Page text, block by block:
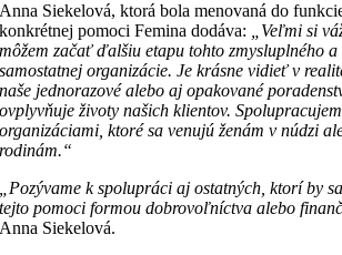
Anna Siekelová, ktorá bola menovaná do
konkrétnej pomoci Femina dodáva:
„Veľmi si
môžem začať ďalšiu etapu tohto zmysluplného
samostatnej organizácie. Je krásne vidieť v
naše jednorazové alebo aj opakované
ovplyvňuje životy našich klientov.
organizáciami, ktoré sa venujú ženám v núdzi
rodinám.“
„Pozývame k spolupráci aj ostatných, ktorí by
tejto pomoci formou dobrovoľníctva alebo
Anna Siekelová.